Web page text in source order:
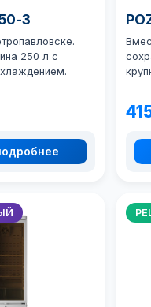
3
250 л с